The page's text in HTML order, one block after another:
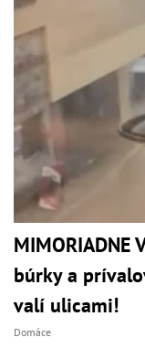
MIMORIADNE
búrky a
valí ulicami!
Domáce